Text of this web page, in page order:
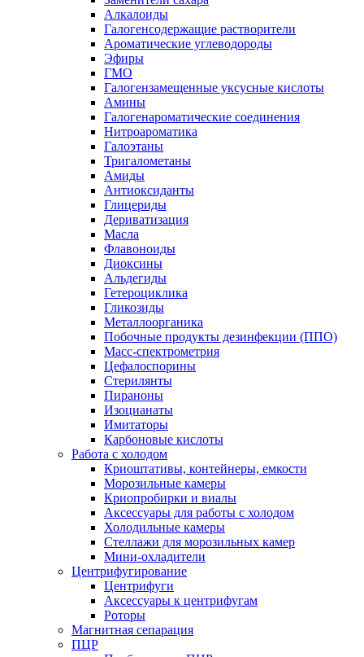
Алкалоиды
Галогенсодержащие растворители
Ароматические углеводороды
Эфиры
ГМО
Галогензамещенные уксусные кислоты
Амины
Галогенароматические соединения
Нитроароматика
Галоэтаны
Тригалометаны
Амиды
Антиоксиданты
Глицериды
Дериватизация
Масла
Флавоноиды
Диоксины
Альдегиды
Гетероциклика
Гликозиды
Металлоорганика
Побочные продукты дезинфекции (ППО)
Масс-спектрометрия
Цефалоспорины
Стерилянты
Пираноны
Изоцианаты
Имитаторы
Карбоновые кислоты
Работа с холодом
Криоштативы, контейнеры, емкости
Морозильные камеры
Криопробирки и виалы
Аксессуары для работы с холодом
Холодильные камеры
Стеллажи для морозильных камер
Мини-охладители
Центрифугирование
Центрифуги
Аксессуары к центрифугам
Роторы
Магнитная сепарация
ПЦР